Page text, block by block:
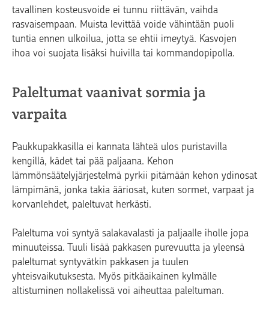
tavallinen kosteusvoide ei tunnu riittävän, vaihda
rasvaisempaan. Muista levittää voide vähintään puoli
tuntia ennen ulkoilua, jotta se ehtii imeytyä. Kasvojen
ihoa voi suojata lisäksi huivilla tai kommandopipolla.
Paleltumat vaanivat sormia ja
varpaita
Paukkupakkasilla ei kannata lähteä ulos puristavilla
kengillä, kädet tai pää paljaana. Kehon
lämmönsäätelyjärjestelmä pyrkii pitämään kehon ydinosat
lämpimänä, jonka takia ääriosat, kuten sormet, varpaat ja
korvanlehdet, paleltuvat herkästi.
Paleltuma voi syntyä salakavalasti ja paljaalle iholle jopa
minuuteissa. Tuuli lisää pakkasen purevuutta ja yleensä
paleltumat syntyvätkin pakkasen ja tuulen
yhteisvaikutuksesta. Myös pitkäaikainen kylmälle
altistuminen nollakelissä voi aiheuttaa paleltuman.